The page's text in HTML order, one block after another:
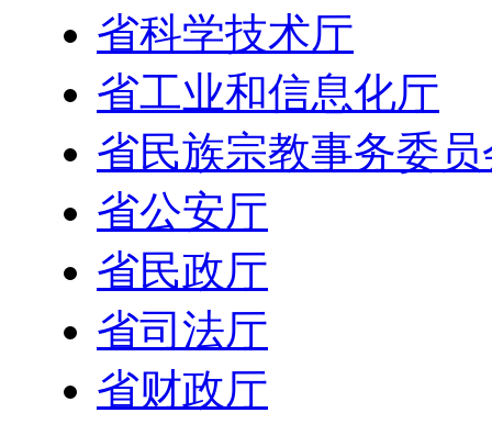
省科学技术厅
省工业和信息化厅
省民族宗教事务委员
省公安厅
省民政厅
省司法厅
省财政厅